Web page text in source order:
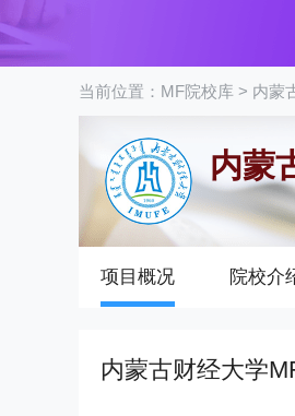
当前位置： MF院校库 > 内蒙
内蒙
项目概况 院校介
内蒙古财经大学